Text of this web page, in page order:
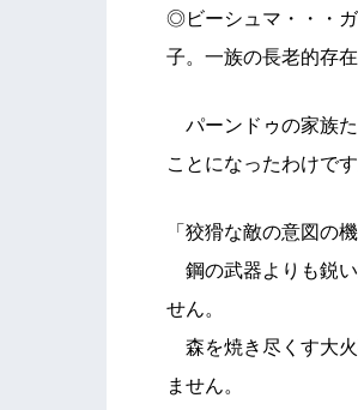
◎ビーシュマ・・・
子。一族の長老的存在
パーンドゥの家族た
ことになったわけで
「狡猾な敵の意図の
鋼の武器よりも鋭い
せん。
森を焼き尽くす大火
ません。